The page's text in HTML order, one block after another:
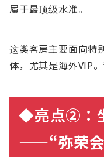
属于最顶级水准。
这类客房主要面向特
体，尤其是海外VIP
◆亮点②：
——“弥荣